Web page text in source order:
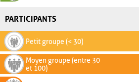
PARTICIPANTS
Petit groupe (< 30)
Moyen groupe (entre 30
et 100)